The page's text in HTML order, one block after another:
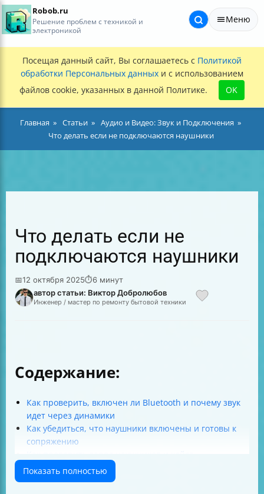
Robob.ru
Решение проблем с техникой и
электроникой
Меню
Посещая данный сайт, Вы соглашаетесь с Политикой
обработки Персональных данных и с использованием
файлов cookie, указанных в данной Политике.
OK
Главная Статьи
Аудио и Видео: Звук и Подключения
Что делать если не подключаются наушники
Что делать если не
подключаются наушники
📅12 октября 2025⏱6 минут
автор статьи: Виктор Добролюбов
Инженер / мастер по ремонту бытовой техники
Содержание:
Как проверить, включен ли Bluetooth и почему звук
идет через динамики
Как убедиться, что наушники включены и готовы к
сопряжению
Что делать, если наушники не подключаются —
универсальная последовательность действий
Показать полностью